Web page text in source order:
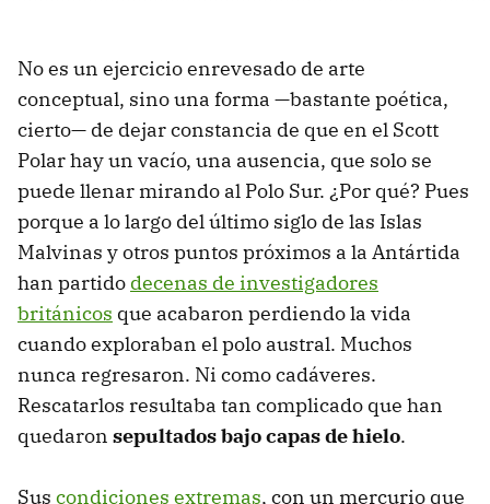
No es un ejercicio enrevesado de arte
conceptual, sino una forma —bastante poética,
cierto— de dejar constancia de que en el Scott
Polar hay un vacío, una ausencia, que solo se
puede llenar mirando al Polo Sur. ¿Por qué? Pues
porque a lo largo del último siglo de las Islas
Malvinas y otros puntos próximos a la Antártida
han partido decenas de investigadores
británicos que acabaron perdiendo la vida
cuando exploraban el polo austral. Muchos
nunca regresaron. Ni como cadáveres.
Rescatarlos resultaba tan complicado que han
quedaron sepultados bajo capas de hielo.
Sus condiciones extremas, con un mercurio que